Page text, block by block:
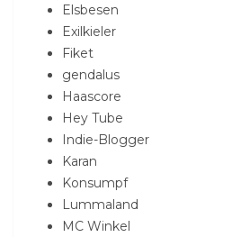
Elsbesen
Exilkieler
Fiket
gendalus
Haascore
Hey Tube
Indie-Blogger
Karan
Konsumpf
Lummaland
MC Winkel